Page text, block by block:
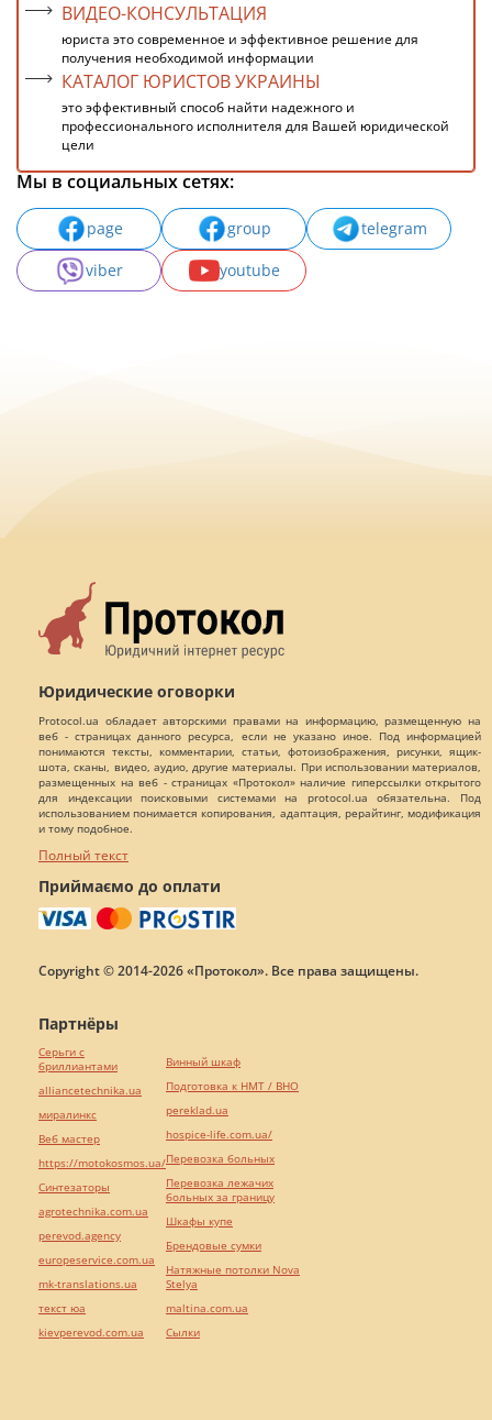
ВИДЕО-КОНСУЛЬТАЦИЯ
юриста это современное и эффективное решение для
получения необходимой информации
КАТАЛОГ ЮРИСТОВ УКРАИНЫ
это эффективный способ найти надежного и
профессионального исполнителя для Вашей юридической
цели
Мы в социальных сетях:
page group
telegram
viber
youtube
Юридические оговорки
Protocol.ua обладает авторскими правами на информацию, размещенную на
веб - страницах данного ресурса, если не указано иное. Под информацией
понимаются тексты, комментарии, статьи, фотоизображения, рисунки, ящик-
шота, сканы, видео, аудио, другие материалы. При использовании материалов,
размещенных на веб - страницах «Протокол» наличие гиперссылки открытого
для индексации поисковыми системами на protocol.ua обязательна. Под
использованием понимается копирования, адаптация, рерайтинг, модификация
и тому подобное.
Полный текст
Приймаємо до оплати
Copyright © 2014-2026 «Протокол». Все права защищены.
Партнёры
Серьги с
бриллиантами
alliancetechnika.ua
миралинкс
Веб мастер
https://motokosmos.ua/
Синтезаторы
agrotechnika.com.ua
perevod.agency
europeservice.com.ua
mk-translations.ua
текст юа
kievperevod.com.ua
Винный шкаф
Подготовка к НМТ / ВНО
pereklad.ua
hospice-life.com.ua/
Перевозка больных
Перевозка лежачих
больных за границу
Шкафы купе
Брендовые сумки
Натяжные потолки Nova
Stelya
maltina.com.ua
Cылки